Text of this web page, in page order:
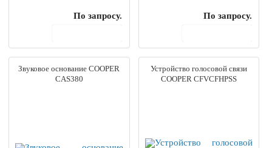
По запросу.
По запросу.
Звуковое основание COOPER
CAS380
Устройство голосовой связи
COOPER CFVCFHPSS